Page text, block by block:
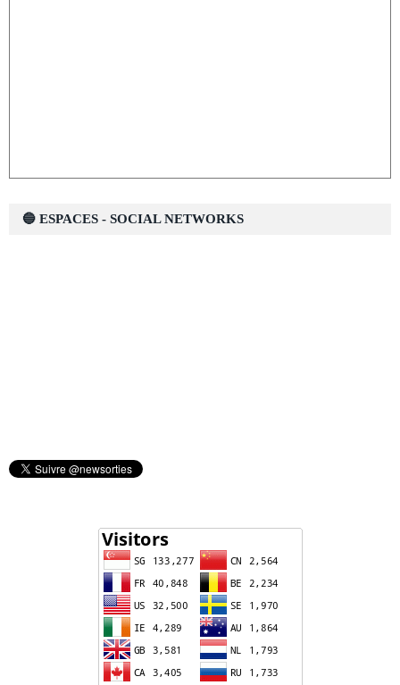
🔵 ESPACES - SOCIAL NETWORKS